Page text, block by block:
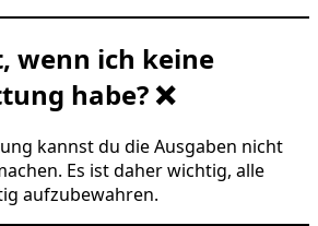
wenn ich keine
habe? ❌
kannst du die Ausgaben nicht
Es ist daher wichtig, alle
aufzubewahren.